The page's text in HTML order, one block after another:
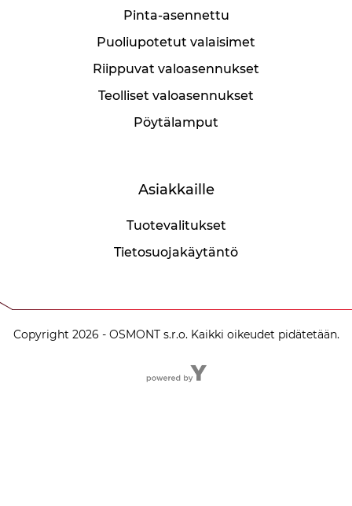
Pinta-asennettu
Puoliupotetut valaisimet
Riippuvat valoasennukset
Teolliset valoasennukset
Pöytälamput
Asiakkaille
Tuotevalitukset
Tietosuojakäytäntö
Copyright 2026 - OSMONT s.r.o. Kaikki oikeudet pidätetään.